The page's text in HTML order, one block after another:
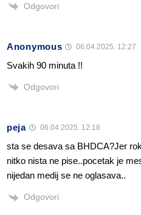
Odgovori
Anonymous 06.04.2025. 12:27
Svakih 90 minuta !!
Odgovori
peja 06.04.2025. 12:18
sta se desava sa BHDCA?Jer
nitko nista ne pise..pocetak je
nijedan medij se ne oglasava..
Odgovori